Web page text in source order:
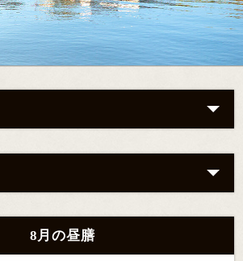
8月の昼膳